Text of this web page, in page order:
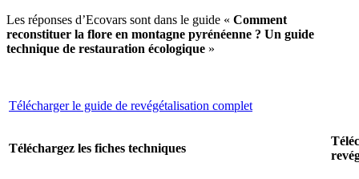
Les réponses d’Ecovars sont dans le guide « Comment
reconstituer la flore en montagne pyrénéenne ? Un guide
technique de restauration écologique »
Télécharger le guide de revégétalisation complet
Téléchargez les fiches techniques